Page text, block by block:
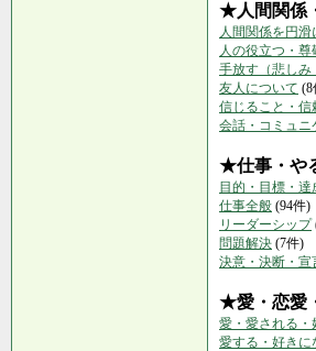
★人間関係
人間関係を円滑
人の役立つ・尊
手放す（悲しみ
友人について (8
信じること・信
会話・コミュニ
★仕事・や
目的・目標・達
仕事全般 (94件)
リーダーシップ
問題解決 (7件)
決意・決断・宣
★愛・恋愛
愛・愛される・
愛する・好きに